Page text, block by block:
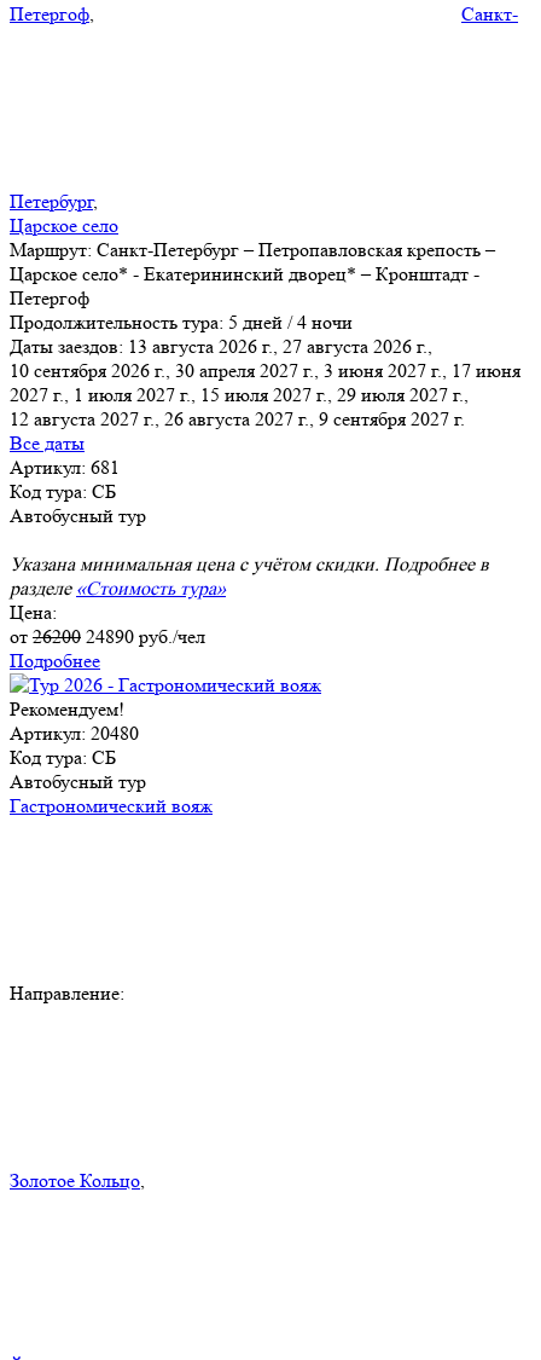
Петергоф Санкт-
Петербург,
Царское село
Маршрут: Санкт-Петербург – Петропавловская крепость –
Царское село* - Екатерининский дворец* – Кронштадт -
Петергоф
Продолжительность тура: 5 дней / 4 ночи
Даты заездов: 13 августа 2026 г., 27 августа 2026 г.,
10 сентября 2026 г., 30 апреля 2027 г., 3 июня 2027 г., 17 июня
2027 г., 1 июля 2027 г.
, 15 июля 2027 г., 29 июля 2027 г.,
12 августа 2027 г., 26 августа 2027 г., 9 сентября 2027 г.
Все даты
Артикул: 681
Код тура: СБ
Автобусный тур
Указана минимальная цена с учётом скидки. Подробнее в
разделе «Стоимость тура»
Цена:
от 26200 24890 руб./чел
Подробнее
Рекомендуем!
Артикул: 20480
Код тура: СБ
Автобусный тур
Гастрономический вояж
Направление:
Золотое Кольцо